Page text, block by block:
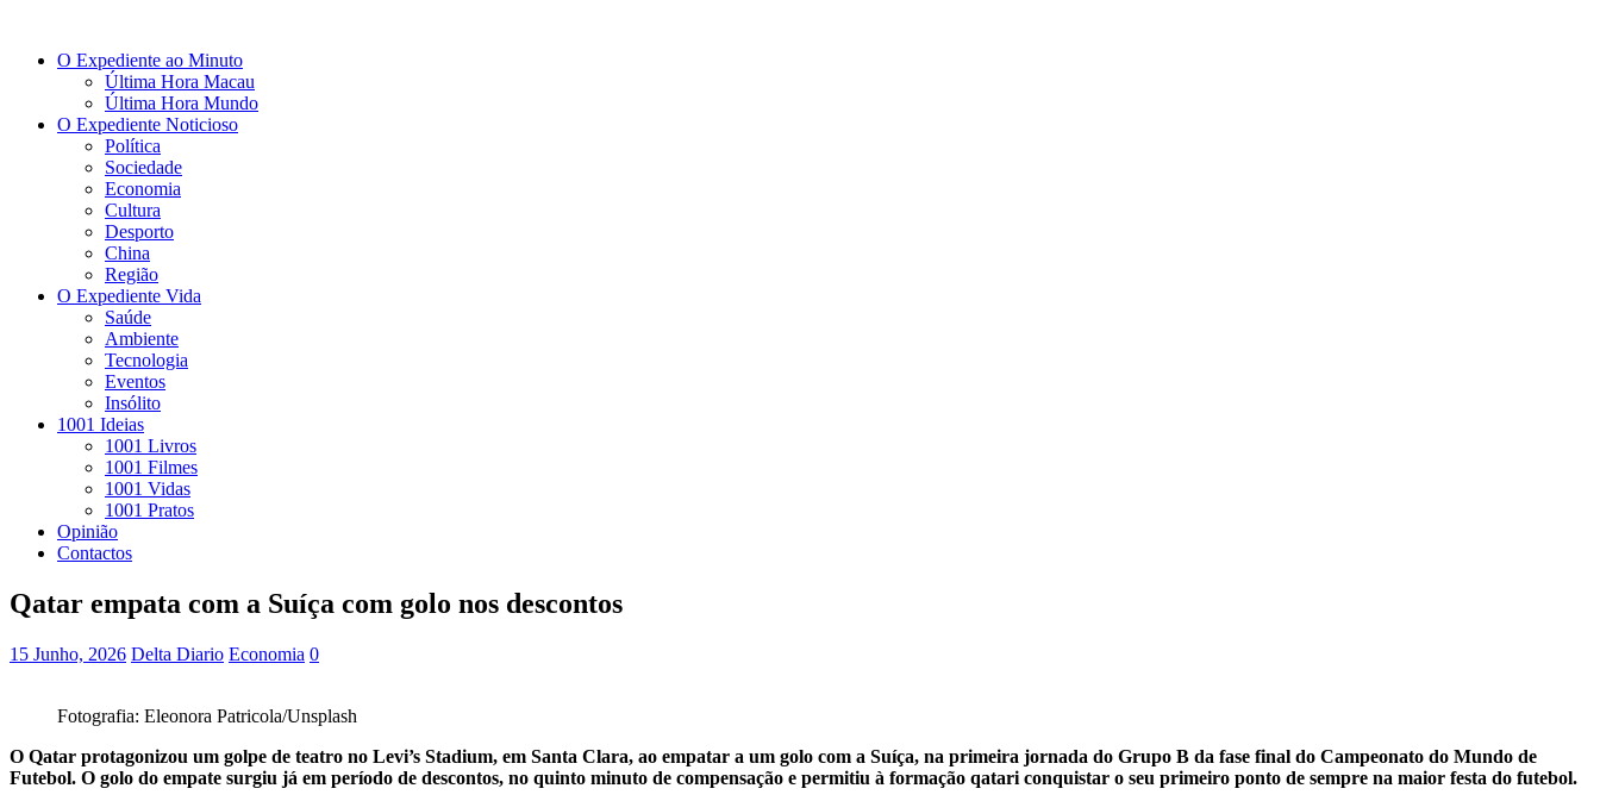
O Expediente ao Minuto
Última Hora Macau
Última Hora Mundo
O Expediente Noticioso
Política
Sociedade
Economia
Cultura
Desporto
China
Região
O Expediente Vida
Saúde
Ambiente
Tecnologia
Eventos
Insólito
1001 Ideias
1001 Livros
1001 Filmes
1001 Vidas
1001 Pratos
Opinião
Contactos
Qatar empata com a Suíça com golo nos descontos
15 Junho, 2026 Delta Diario Economia 0
Fotografia: Eleonora Patricola/Unsplash
O Qatar protagonizou um golpe de teatro no Levi’s Stadium, em Santa Clara, ao empatar a um golo com a Suíça, na primeira jornada do Grupo B da fase final do Campeonato do Mundo de
Futebol. O golo do empate surgiu já em período de descontos, no quinto minuto de compensação e permitiu à formação qatari conquistar o seu primeiro ponto de sempre na maior festa do futebol.